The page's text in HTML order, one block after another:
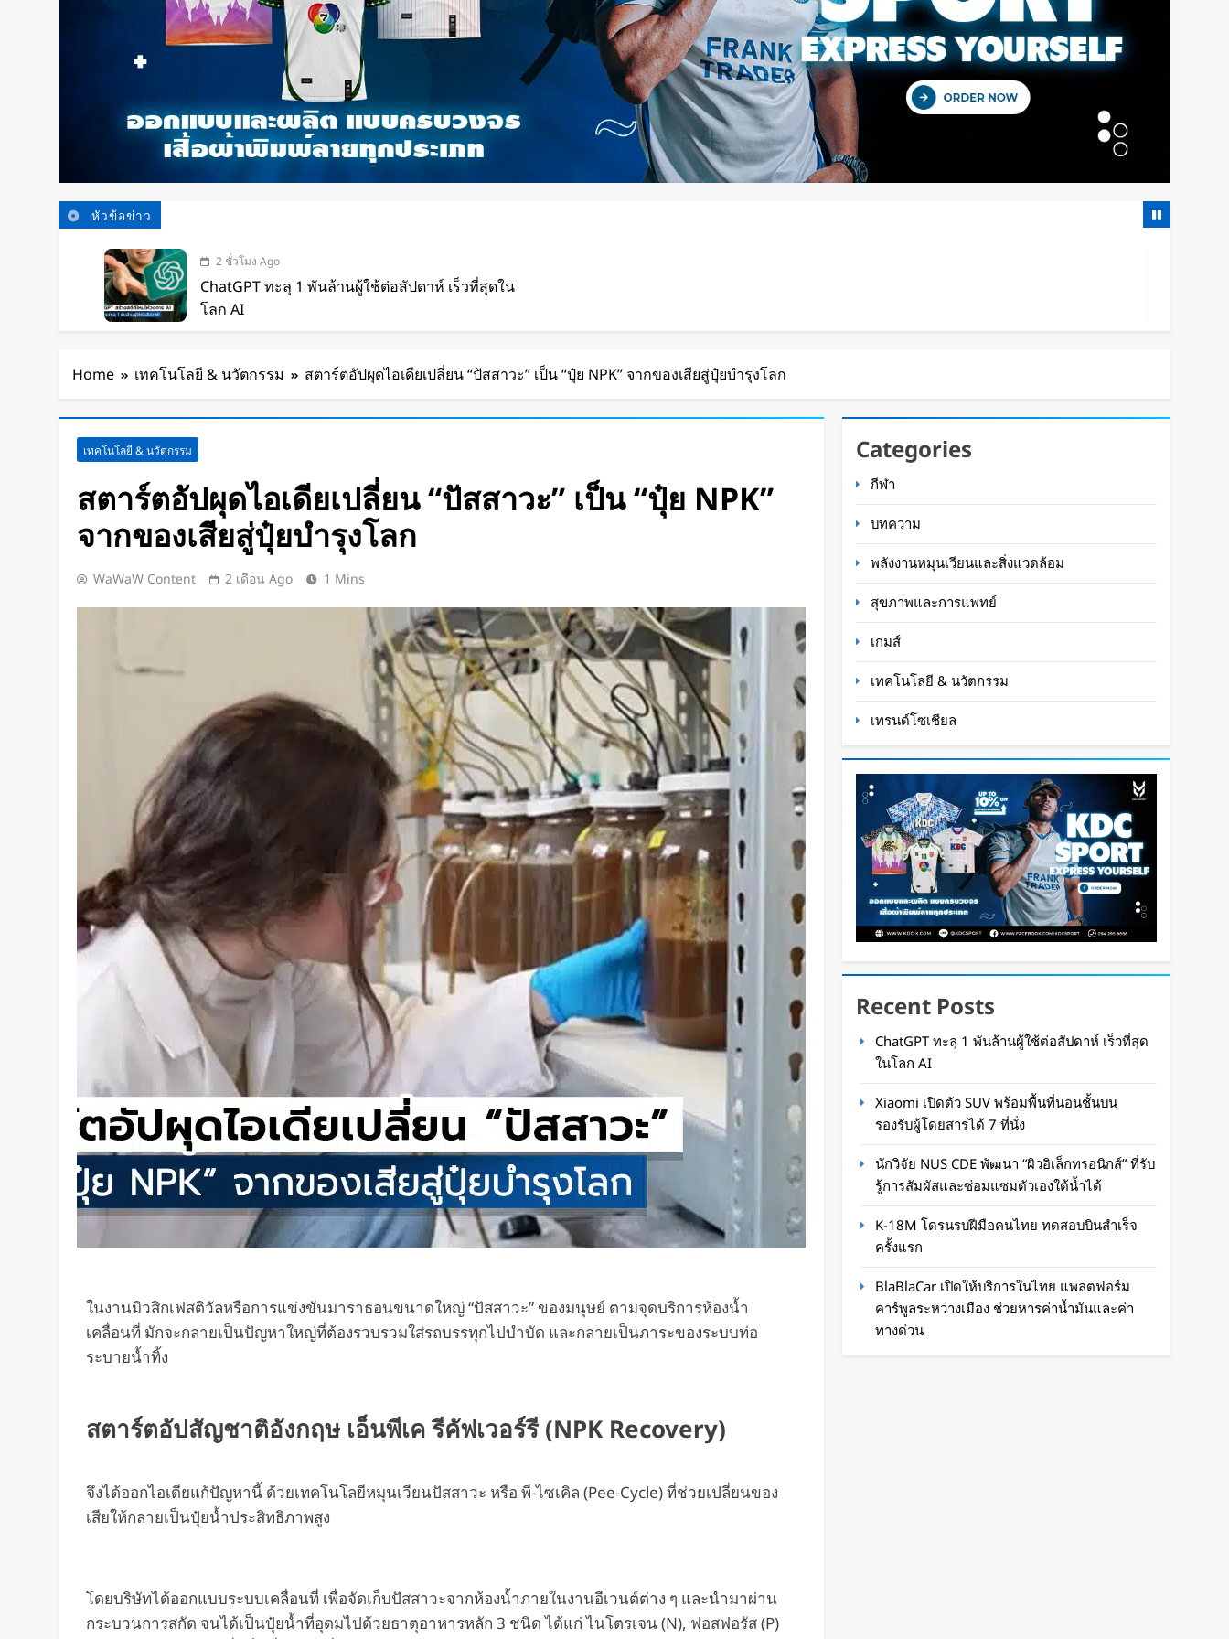
หัวข้อข่าว
2 ชั่วโมง Ago
ChatGPT ทะลุ 1 พันล้านผู้ใช้ต่อสัปดาห์ เร็วที่สุดใน
โลก AI
Xiaomi เปิดตัว SUV พร้อมพื้นที่นอนชั้นบน รองรับผู้
โดยสารได้ 7 ที่นั่ง
6 ชั่วโมง Ago
K-18M โดรนรบฝีมือคนไทย ทดสอบบินสำเร็จครั้งแรก
1 วัน Ago
BlaBlaCar เปิดให้บริการในไทย แพลตฟอร์มคาร์พูล
กำไรพุ่ง SK Hynix ทำสถิติสูงสุด กวาดรายได้มากขึ้น 6
1 วัน Ago
Disney+ จับมือ TikTok ดึงครีเอเตอร์เข้าแอป เปลี่ยน
แฟนคลับให้เป็นผู้สร้างคอนเทนต์
1 วัน Ago
ทีมนักศึกษาจากเนเธอร์แลนด์เปิดตัว Stella Juva รถ
พยาบาลพลังงานแสงอาทิตย์คันแรกของโลก วิ่งไกล
กว่า 700 กม.
เปิดตัว CMF Clip Pro หูฟังคลิปหนีบหูรุ่นแรก! มาพร้อม
Smart Dial บนเคสชาร์จ และแบตฯ ใช้งานสูงสุด 32.5
ชั่วโมง
2 วัน Ago
Spotify เพิ่มโหมดวิ่งใหม่ ปรับเพลงตามความเร็วและ
รูปแบบการฝึก
Home เทคโนโลยี & นวัตกรรม สตาร์ตอัปผุดไอเดียเปลี่ยน “ปัสสาวะ” เป็น “ปุ๋ย NPK” จากของเสียสู่ปุ๋ยบำรุงโลก
เทคโนโลยี & นวัตกรรม
สตาร์ตอัปผุดไอเดียเปลี่ยน “ปัสสาวะ” เป็น “ปุ๋ย NPK”
จากของเสียสู่ปุ๋ยบำรุงโลก
WaWaW Content 2 เดือน Ago 1 Mins
ในงานมิวสิกเฟสติวัลหรือการแข่งขันมาราธอนขนาดใหญ่ “ปัสสาวะ” ของมนุษย์ ตามจุดบริการห้องน้ำ
เคลื่อนที่ มักจะกลายเป็นปัญหาใหญ่ที่ต้องรวบรวมใส่รถบรรทุกไปบำบัด และกลายเป็นภาระของระบบท่อ
ระบายน้ำทิ้ง
สตาร์ตอัปสัญชาติอังกฤษ เอ็นพีเค รีคัฟเวอร์รี (NPK Recovery)
จึงได้ออกไอเดียแก้ปัญหานี้ ด้วยเทคโนโลยีหมุนเวียนปัสสาวะ หรือ พี-ไซเคิล (Pee-Cycle) ที่ช่วยเปลี่ยนของ
เสียให้กลายเป็นปุ๋ยน้ำประสิทธิภาพสูง
โดยบริษัทได้ออกแบบระบบเคลื่อนที่ เพื่อจัดเก็บปัสสาวะจากห้องน้ำภายในงานอีเวนต์ต่าง ๆ และนำมาผ่าน
กระบวนการสกัด จนได้เป็นปุ๋ยน้ำที่อุดมไปด้วยธาตุอาหารหลัก 3 ชนิด ได้แก่ ไนโตรเจน (N), ฟอสฟอรัส (P)
Categories
กีฬา
บทความ
พลังงานหมุนเวียนและสิ่งแวดล้อม
สุขภาพและการแพทย์
เกมส์
เทคโนโลยี & นวัตกรรม
เทรนด์โซเชียล
Recent Posts
ChatGPT ทะลุ 1 พันล้านผู้ใช้ต่อสัปดาห์ เร็วที่สุด
ในโลก AI
Xiaomi เปิดตัว SUV พร้อมพื้นที่นอนชั้นบน
รองรับผู้โดยสารได้ 7 ที่นั่ง
นักวิจัย NUS CDE พัฒนา “ผิวอิเล็กทรอนิกส์” ที่รับ
รู้การสัมผัสและซ่อมแซมตัวเองใต้น้ำได้
K-18M โดรนรบฝีมือคนไทย ทดสอบบินสำเร็จ
ครั้งแรก
BlaBlaCar เปิดให้บริการในไทย แพลตฟอร์ม
คาร์พูลระหว่างเมือง ช่วยหารค่าน้ำมันและค่า
ทางด่วน